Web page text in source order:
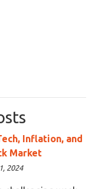
Inflation, and
Market
2024